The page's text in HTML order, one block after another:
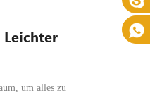
Leichter
um alles zu